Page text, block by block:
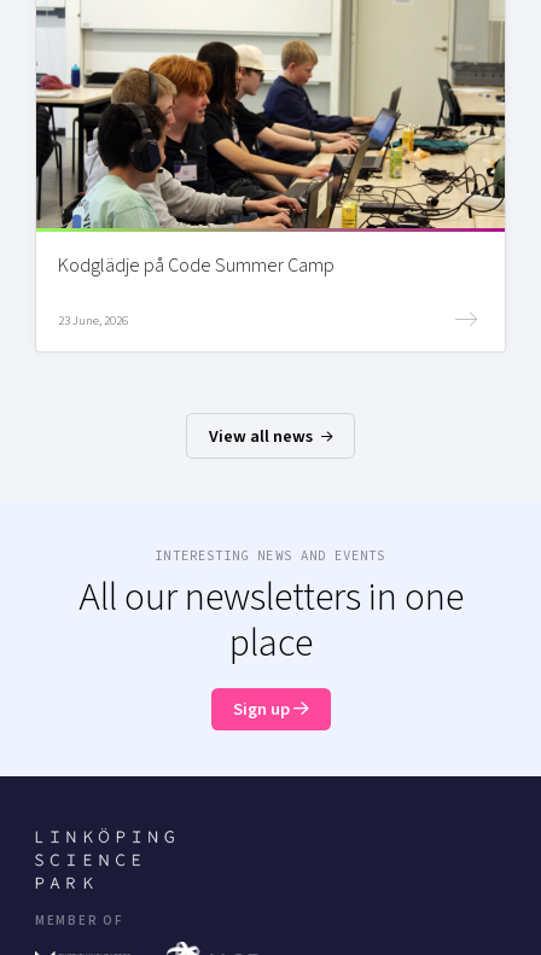
Kodglädje på Code Summer Camp
23 June, 2026
View all news
INTERESTING NEWS AND EVENTS
All our newsletters in one
place
Sign up
MEMBER OF